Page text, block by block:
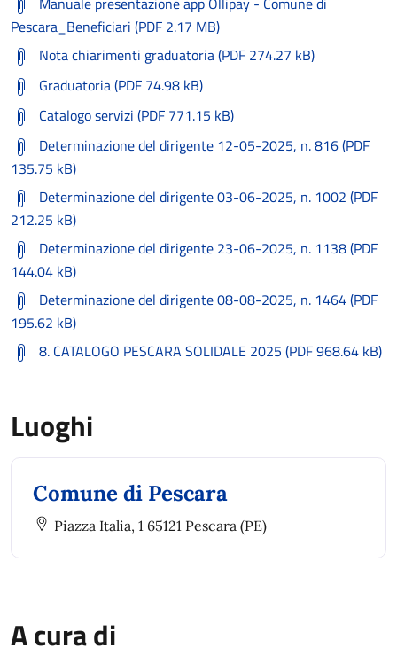
Pescara_Beneficiari (PDF 2.17 MB)
Nota chiarimenti graduatoria (PDF 274.27 kB)
Graduatoria (PDF 74.98 kB)
Catalogo servizi (PDF 771.15 kB)
Determinazione del dirigente 12-05-2025, n. 816 (PDF
135.75 kB)
Determinazione del dirigente 03-06-2025, n. 1002 (PDF
212.25 kB)
Determinazione del dirigente 23-06-2025, n. 1138 (PDF
144.04 kB)
Determinazione del dirigente 08-08-2025, n. 1464 (PDF
195.62 kB)
8. CATALOGO PESCARA SOLIDALE 2025 (PDF 968.64 kB)
Luoghi
Comune di Pescara
Piazza Italia, 1 65121 Pescara (PE)
A cura di